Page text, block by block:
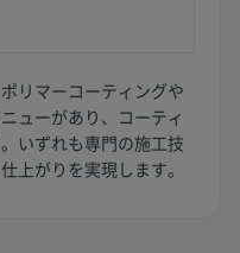
リマーコーティングや
ューがあり、コーティ
いずれも専門の施工技
上がりを実現します。